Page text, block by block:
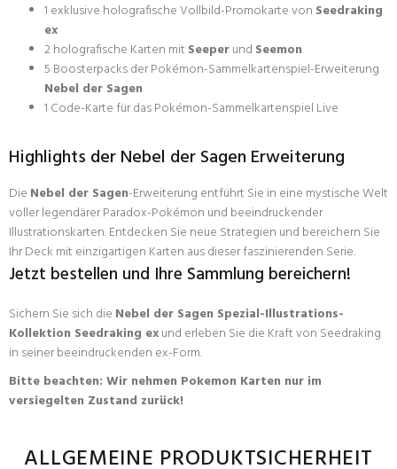
1 exklusive holografische Vollbild-Promokarte von Seedraking
ex
2 holografische Karten mit Seeperund Seemon
5 Boosterpacks der Pokémon-Sammelkartenspiel-Erweiterung
Nebel der Sagen
1 Code-Karte für das Pokémon-Sammelkartenspiel Live
Highlights der Nebel der Sagen Erweiterung
Die Nebel der Sagen-Erweiterung entführt Sie in eine mystische Welt
voller legendärer Paradox-Pokémon und beeindruckender
Illustrationskarten. Entdecken Sie neue Strategien und bereichern Sie
Ihr Deck mit einzigartigen Karten aus dieser faszinierenden Serie.
Jetzt bestellen und Ihre Sammlung bereichern!
Sichern Sie sich die Nebel der Sagen Spezial-Illustrations-
Kollektion Seedraking exund erleben Sie die Kraft von Seedraking
in seiner beeindruckenden ex-Form.
Bitte beachten: Wir nehmen Pokemon Karten nur im
versiegelten Zustand zurück!
ALLGEMEINE PRODUKTSICHERHEIT